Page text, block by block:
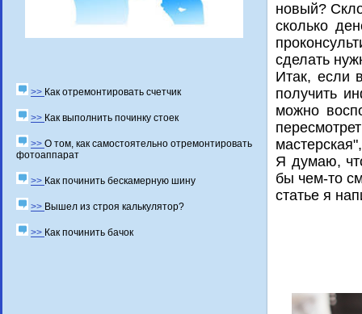
>> Как отремонтировать счетчик
>> Как выполнить починку стоек
>> О том, как самостоятельно отремонтировать
фотоаппарат
>> Как починить бескамерную шину
>> Вышел из строя калькулятор?
>> Как починить бачок
новый?
сколько
сделать
Итак, если
получить
можно
Я думаю,
бы чем-то
статье я